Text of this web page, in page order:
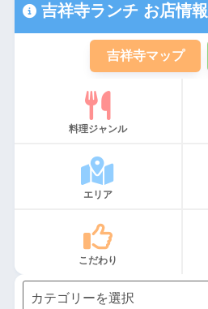
吉祥寺ランチ お店情報
吉祥寺マップ
料理ジャンル
エリア
こだわり